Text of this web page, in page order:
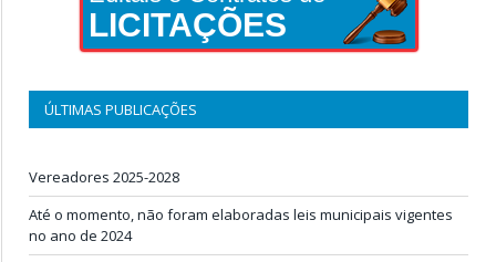
LICITAÇÕES
ÚLTIMAS PUBLICAÇÕES
Vereadores 2025-2028
Até o momento, não foram elaboradas leis municipais vigentes
no ano de 2024